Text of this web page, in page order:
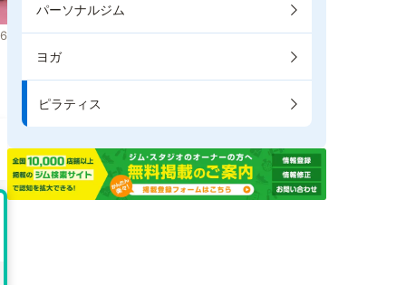
パーソナルジム
ヨガ
ピラティス